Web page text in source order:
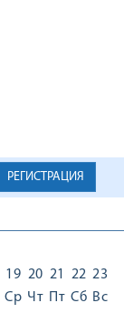
РЕГИСТРАЦИЯ
19
Ср
20
Чт
21
Пт
22
Сб
23
Вс